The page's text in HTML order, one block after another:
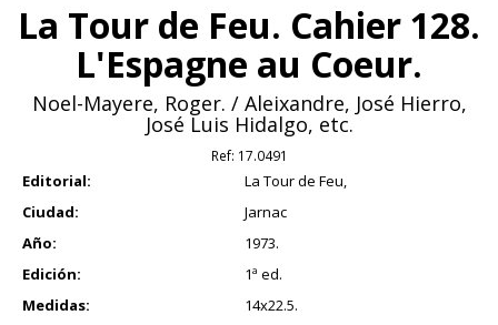
La Tour de Feu. Cahier 128.
L'Espagne au Coeur.
Noel-Mayere, Roger. / Aleixandre, José Hierro,
José Luis Hidalgo, etc.
Ref: 17.0491
Editorial:
La Tour de Feu,
Ciudad:
Jarnac
Año:
1973.
Edición:
1ª ed.
Medidas:
14x22.5.